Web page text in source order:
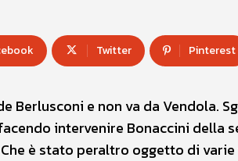
Twitter Pinterest
Berlusconi e non va da Vendola.
intervenire Bonaccini della
è stato peraltro oggetto di